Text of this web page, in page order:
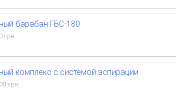
барабан ГБС-180
грн.
комплекс с системой аспирации
грн.